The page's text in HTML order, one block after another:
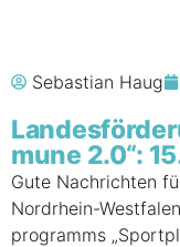
Sebastian Haug
mu­ne 2.0“:
Gute Nach­rich­ten
Nord­rhein-
pro­gramms